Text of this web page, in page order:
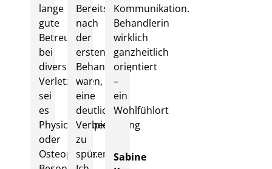
lange
gute
Betreuung
bei
diversen
Verletzungen,
sei
es
Physiotherapie
oder
Osteopathie.
Bereits
nach
der
ersten
Behandlung
war
eine
deutliche
Verbesserung
zu
spüren.
Kommunikation.
Behandlerin
wirklich
ganzheitlich
orientiert
–
ein
Wohlfühlort
Sabine